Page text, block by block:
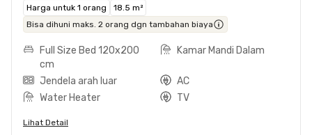
Harga untuk 1 orang
18.5 m²
Bisa dihuni maks. 2 orang dgn tambahan biaya
Full Size Bed 120x200
cm
Kamar Mandi Dalam
Jendela arah luar
AC
Water Heater
TV
Lihat Detail